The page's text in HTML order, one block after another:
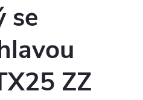
se
ZZ